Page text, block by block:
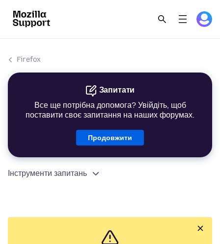
Firefox
Запитати
Все ще потрібна допомога? Увійдіть, щоб
поставити своє запитання на наших форумах.
Продовжити
Інструменти запитань